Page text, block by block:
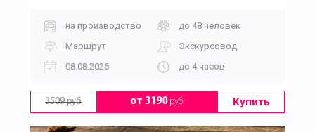
на производство
до 48 человек
Маршрут
Экскурсовод
08.08.2026
до 4 часов
3509 руб. от 3190руб. Купить